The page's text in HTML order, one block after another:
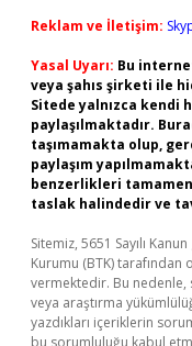
Reklam ve İletişim:
Yasal Uyarı: Bu
veya şahıs şirketi ile
Sitede yalnızca kendi
paylaşılmaktadır.
taşımamakta olup,
paylaşım
benzerlikleri
taslak halindedir ve
Sitemiz, 5651 Sayılı
Kurumu (BTK) tarafından
vermektedir. Bu
veya araştırma
yazdıkları içeriklerin
bu sorumluluğu kabul